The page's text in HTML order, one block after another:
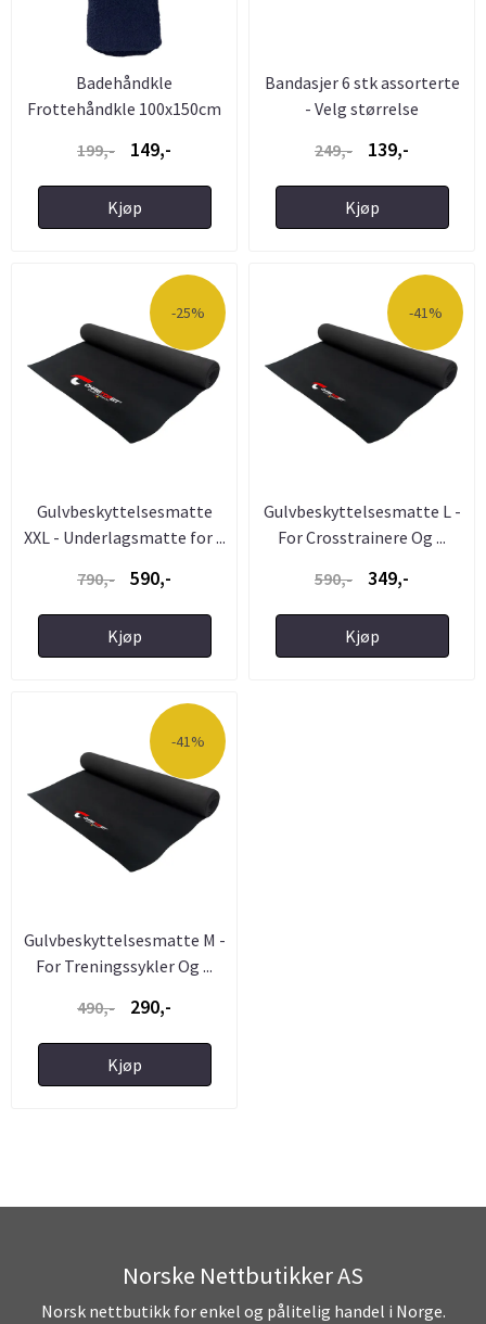
Badehåndkle
Frottehåndkle 100x150cm
199,- 149,-
Kjøp
Bandasjer 6 stk assorterte
- Velg størrelse
249,-
139,-
Kjøp
-25%
Gulvbeskyttelsesmatte
XXL - Underlagsmatte for ...
790,-
590,-
Kjøp
-41%
Gulvbeskyttelsesmatte L -
For Crosstrainere Og ...
590,-
349,-
Kjøp
-41%
Gulvbeskyttelsesmatte M -
For Treningssykler Og ...
490,-
290,-
Kjøp
Norske Nettbutikker AS
Norsk nettbutikk for enkel og pålitelig handel i Norge.